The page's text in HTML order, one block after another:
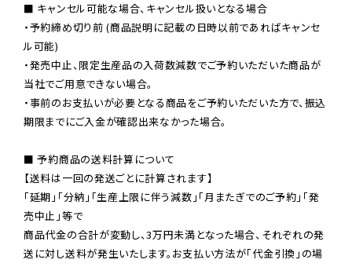
■ キャンセル可能な場合、キャンセル扱いとなる場合
・予約締め切り前 (商品説明に記載の日時以前であればキャンセ
ル可能)
・発売中止、限定生産品の入荷数減数でご予約いただいた商品が
当社でご用意できない場合。
・事前のお支払いが必要となる商品をご予約いただいた方で、振込
期限までにご入金が確認出来なかった場合。
■ 予約商品の送料計算について
【送料は一回の発送ごとに計算されます】
「延期」「分納」「生産上限に伴う減数」「月またぎでのご予約」「発
売中止」等で
商品代金の合計が変動し、3万円未満となった場合、それぞれの発
送に対し送料が発生いたします。お支払い方法が「代金引換」の場